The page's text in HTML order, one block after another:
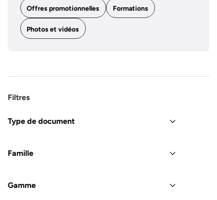
Offres promotionnelles Formations
Photos et vidéos
Filtres
Type de document
Famille
Gamme